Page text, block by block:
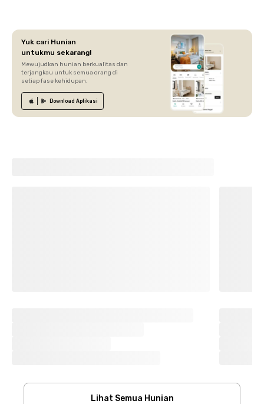
Yuk cari Hunian
untukmu sekarang!
Mewujudkan hunian berkualitas dan
terjangkau untuk semua orang di
setiap fase kehidupan.
Download Aplikasi
Lihat Semua Hunian